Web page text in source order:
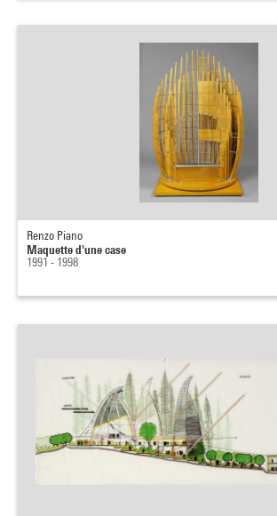
Renzo Piano
Maquette d'une case
1991 - 1998